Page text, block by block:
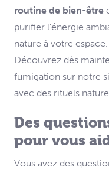
routine de bien-être
purifier l'énergie
nature à votre espace.
Découvrez dès
fumigation sur notre
avec des rituels
Des
pour vous
Vous avez des